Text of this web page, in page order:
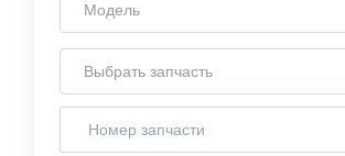
Модель
Выбрать запчасть